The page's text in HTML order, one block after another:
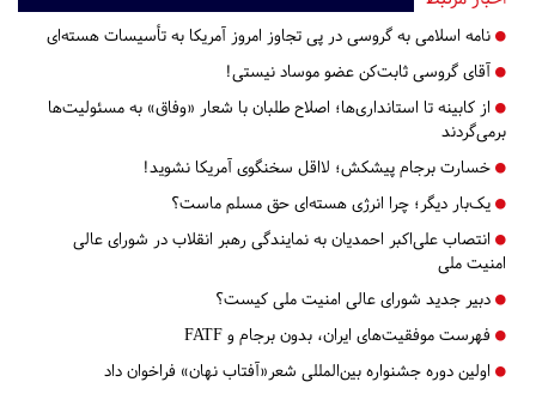
نامه اسلامی به گروسی در پی تجاوز امروز آمریکا به تأسیسات هسته‌ای
آقای گروسی ثابت‌کن عضو موساد نیستی!
از کابینه تا استانداری‌ها؛ اصلاح طلبان با شعار «وفاق» به مسئولیت‌ها
بر‌می‌گردند
خسارت برجام پیشکش؛ لااقل سخنگوی آمریکا نشوید!
یک‌بار دیگر؛ چرا انرژی هسته‌ای حق مسلم ماست؟
انتصاب علی‌اکبر احمدیان به نمایندگی رهبر انقلاب در شورای عالی
امنیت ملی
دبیر جدید شورای عالی امنیت ملی کیست؟
فهرست موفقیت‌های ایران، بدون برجام و FATF
اولین دوره جشنواره بین‌المللی شعر«آفتاب نهان» فراخوان داد